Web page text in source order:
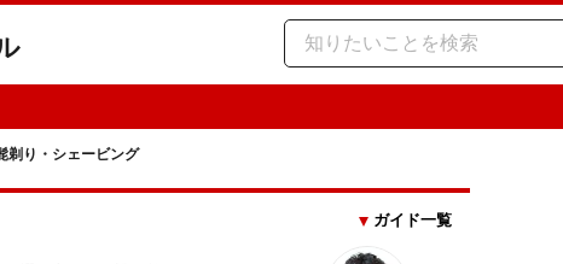
剃り・シェービング
ガイド一覧